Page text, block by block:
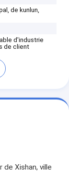
de kunlun,
d'industrie
de client
de Xishan, ville